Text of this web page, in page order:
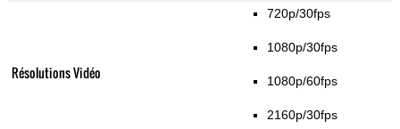
Résolutions Vidéo
720p/30fps
1080p/30fps
1080p/60fps
2160p/30fps